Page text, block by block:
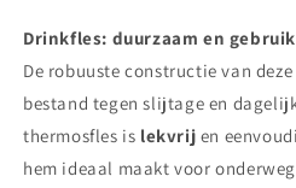
Drinkfles: duurzaam en
De robuuste constructie van
bestand tegen slijtage en
thermosfles is lekvrij en
hem ideaal maakt voor